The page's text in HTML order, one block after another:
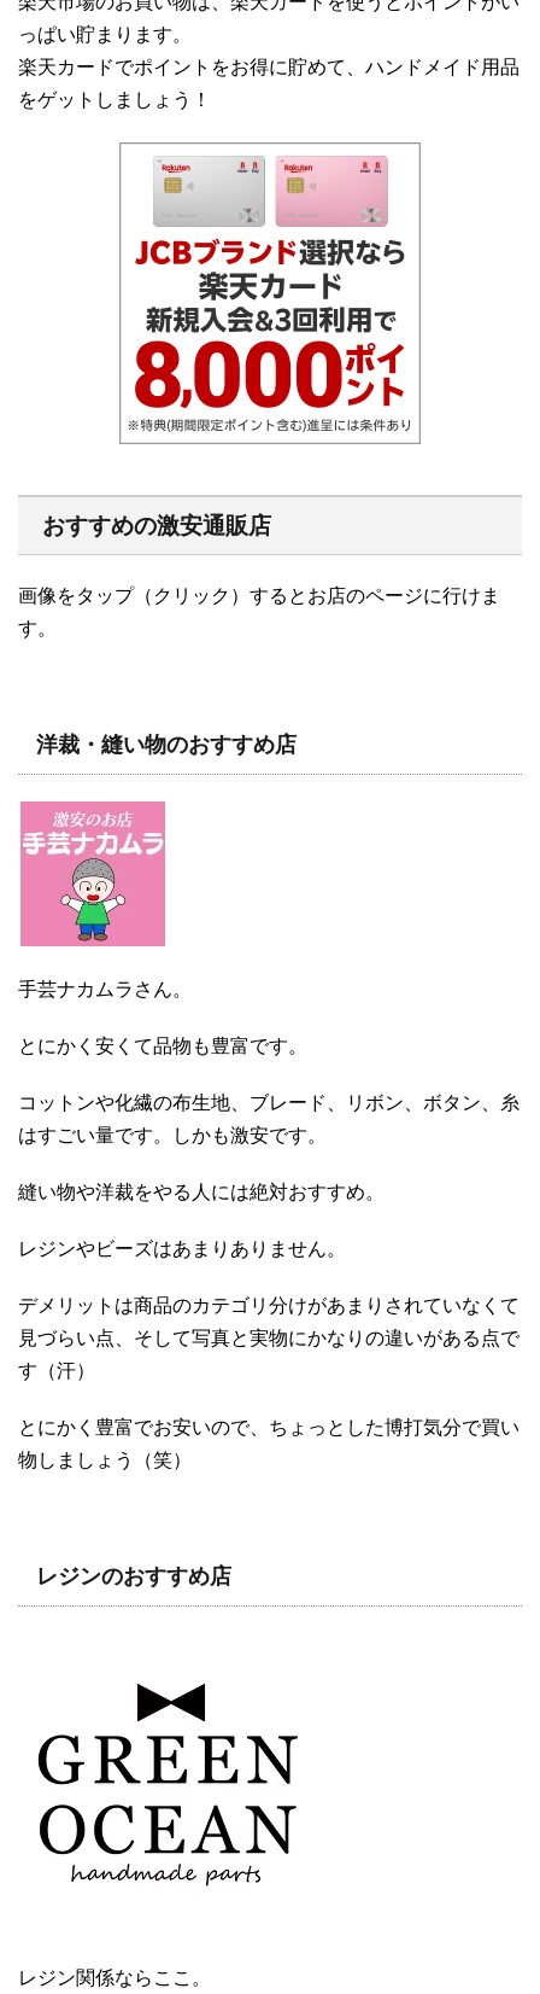
っぱい貯まります。
楽天カードでポイントをお得に貯めて、ハンドメイド用品
をゲットしましょう！
おすすめの激安通販店
画像をタップ（クリック）するとお店のページに行けま
す。
洋裁・縫い物のおすすめ店
手芸ナカムラさん。
とにかく安くて品物も豊富です。
コットンや化繊の布生地、ブレード、リボン、ボタン、糸
はすごい量です。しかも激安です。
縫い物や洋裁をやる人には絶対おすすめ。
レジンやビーズはあまりありません。
デメリットは商品のカテゴリ分けがあまりされていなくて
見づらい点、そして写真と実物にかなりの違いがある点で
す（汗）
とにかく豊富でお安いので、ちょっとした博打気分で買い
物しましょう（笑）
レジンのおすすめ店
レジン関係ならここ。